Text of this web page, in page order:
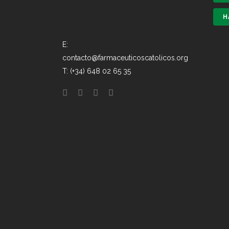
E:
contacto@farmaceuticoscatolicos.org
T: (+34) 648 02 65 35